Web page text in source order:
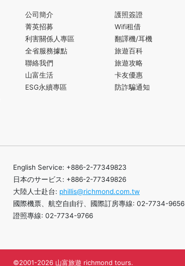
公司簡介
菁英招募
利害關係人專區
全省服務據點
聯絡我們
山富生活
ESG永續專區
護照簽證
Wifi租借
翻譯機/耳機
旅遊百科
旅遊攻略
卡友優惠
防詐騙通知
English Service: +886-2-77349823
日本のサービス: +886-2-77349826
大陸人士赴台: phillis@richmond.com.tw
國際機票、航空自由行、國際訂房專線: 02-7734-9656
證照專線: 02-7734-9766
©2001-2026 山富旅遊 richmond tours.